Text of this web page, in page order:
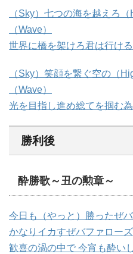
（Sky）七つの海を越えろ
（Wave）
世界に橋を架けろ君は行け
（Sky）笑顔を繋ぐ空の（
（Wave）
光を目指し進め総てを掴む
勝利後
酔勝歌～丑の勲章～
今日も（やっと）勝ったぜ
かなりイカすぜバファローズ
歓喜の渦の中で 今宵も酔い